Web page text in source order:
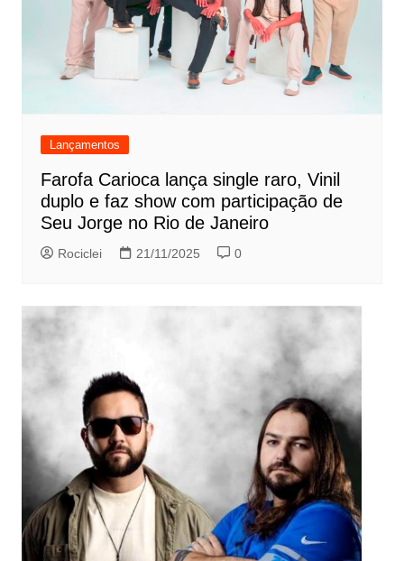
Lançamentos
Farofa Carioca lança single raro, Vinil
duplo e faz show com participação de
Seu Jorge no Rio de Janeiro
Rociclei 21/11/2025 0